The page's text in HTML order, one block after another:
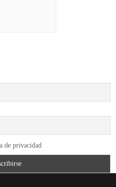
de privacidad